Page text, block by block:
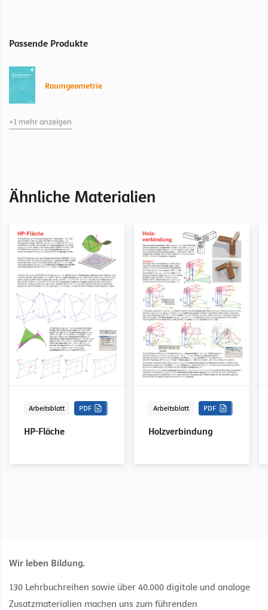
Passende Produkte
Raumgeometrie
Raumgeometrie
+1 mehr anzeigen
Ähnliche Materialien
Arbeitsblatt PDF
HP-Fläche
Arbeitsblatt PDF
Holzverbindung
Wir leben Bildung.
130 Lehrbuchreihen sowie über 40.000 digitale und analoge
Zusatzmaterialien machen uns zum führenden